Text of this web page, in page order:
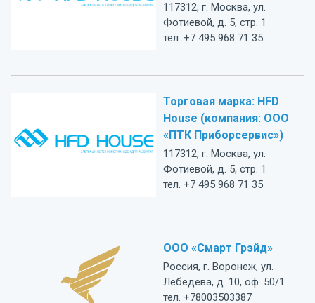
117312, г. Москва, ул.
Фотиевой, д. 5, стр. 1
тел. +7 495 968 71 35
Торговая марка: HFD
House (компания: ООО
«ПТК Приборсервис»)
117312, г. Москва, ул.
Фотиевой, д. 5, стр. 1
тел. +7 495 968 71 35
ООО «Смарт Грэйд»
Россия, г. Воронеж, ул.
Лебедева, д. 10, оф. 50/1
тел. +78003503387